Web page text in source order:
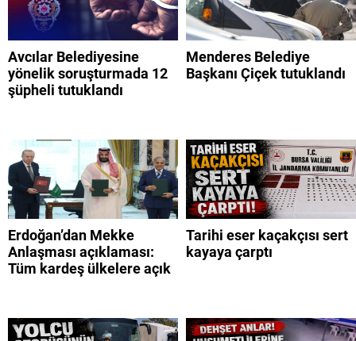
Avcılar Belediyesine
yönelik soruşturmada 12
şüpheli tutuklandı
Menderes Belediye
Başkanı Çiçek tutuklandı
Erdoğan’dan Mekke
Anlaşması açıklaması:
Tüm kardeş ülkelere açık
Tarihi eser kaçakçısı sert
kayaya çarptı